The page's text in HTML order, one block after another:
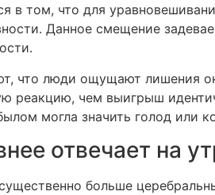
том, что для
Данное смещение
что люди ощущают лишения
реакцию, чем выигрыш
могла значить голод или
отвечает на
больше